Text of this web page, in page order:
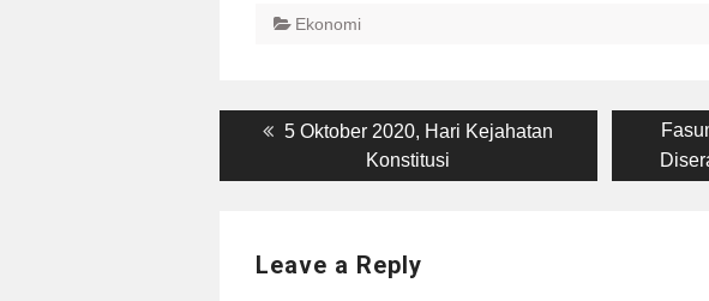
Ekonomi
Post Previous
5 Oktober 2020, Hari Kejahatan
Konstitusi
Next
post:
Leave a Reply